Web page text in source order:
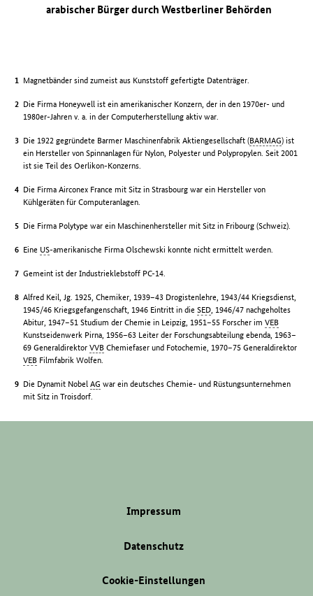
arabischer Bürger durch Westberliner Behörden
Magnetbänder sind zumeist aus Kunststoff gefertigte Datenträger.
Die Firma Honeywell ist ein amerikanischer Konzern, der in den 1970er- und
1980er-Jahren v. a. in der Computerherstellung aktiv war.
Die 1922 gegründete Barmer Maschinenfabrik Aktiengesellschaft (BARMAG) ist
ein Hersteller von Spinnanlagen für Nylon, Polyester und Polypropylen. Seit 2001
ist sie Teil des Oerlikon-Konzerns.
Die Firma Airconex France mit Sitz in Strasbourg war ein Hersteller von
Kühlgeräten für Computeranlagen.
Die Firma Polytype war ein Maschinenhersteller mit Sitz in Fribourg (Schweiz).
Eine US-amerikanische Firma Olschewski konnte nicht ermittelt werden.
Gemeint ist der Industrieklebstoff PC-14.
Alfred Keil, Jg. 1925, Chemiker, 1939–43 Drogistenlehre, 1943/44 Kriegsdienst,
1945/46 Kriegsgefangenschaft, 1946 Eintritt in dieSED , 1946/47 nachgeholtes
Abitur, 1947–51 Studium der Chemie in Leipzig, 1951–55 Forscher imVEB
Kunstseidenwerk Pirna, 1956–63 Leiter der Forschungsabteilung ebenda, 1963–
69 GeneraldirektorVVB Chemiefaser und Fotochemie, 1970–75 Generaldirektor
VEB Filmfabrik Wolfen.
Die Dynamit NobelAG war ein deutsches Chemie- und Rüstungsunternehmen
mit Sitz in Troisdorf.
Impressum
Datenschutz
Cookie-Einstellungen